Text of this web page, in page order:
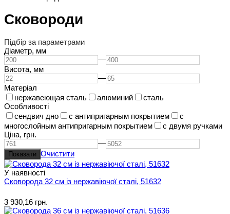
Сковороди
Підбір за параметрами
Діаметр, мм
—
Висота, мм
—
Матеріал
нержавеющая сталь
алюминий
сталь
Особливості
сендвич дно
с антипригарным покрытием
с
многослойным антипригарным покрытием
с двумя ручками
Ціна, грн.
—
Очистити
У наявності
Сковорода 32 см із нержавіючої сталі, 51632
3 930,16 грн.